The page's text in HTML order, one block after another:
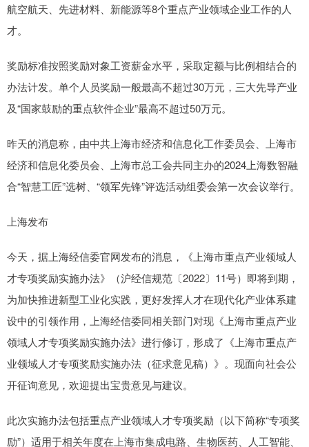
航空航天、先进材料、新能源等8个重点产业领域企业工作的人
才。
奖励标准按照奖励对象工资薪金水平，采取定额与比例相结合的
办法计发。单个人员奖励一般最高不超过30万元，三大先导产业
及“国家鼓励的重点软件企业”最高不超过50万元。
昨天的消息称，由中共上海市经济和信息化工作委员会、上海市
经济和信息化委员会、上海市总工会共同主办的2024上海数智融
合“智慧工匠”选树、“领军先锋”评选活动组委会第一次会议举行。
上海发布
今天，据上海经信委官网发布的消息，《上海市重点产业领域人
才专项奖励实施办法》（沪经信规范〔2022〕11号）即将到期，
为加快推进新型工业化实践，更好发挥人才在现代化产业体系建
设中的引领作用，上海经信委同相关部门对现《上海市重点产业
领域人才专项奖励实施办法》进行修订，形成了《上海市重点产
业领域人才专项奖励实施办法（征求意见稿）》。现面向社会公
开征询意见，欢迎提出宝贵意见与建议。
此次实施办法包括重点产业领域人才专项奖励（以下简称“专项奖
励”）适用于相关年度在上海市集成电路、生物医药、人工智能、